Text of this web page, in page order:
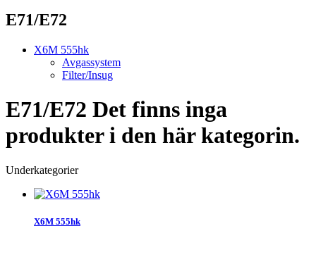
E71/E72
X6M 555hk
Avgassystem
Filter/Insug
E71/E72 Det finns inga
produkter i den här kategorin.
Underkategorier
X6M 555hk